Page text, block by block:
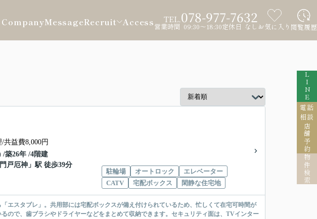
CompanyMessageRecruit Access TEL.078-977-7632
営業時間 09:30～18:30定休日 なし お気に入り 閲覧履歴
LINE
電話
相談
店舗予約
物件検索
/共益費8,000円
/築26年 /4階建
門戸厄神 」駅 徒歩39分
駐輪場
オートロック
エレベーター
CATV
宅配ボックス 閑静な住宅地
エスタブレ」。共用部には宅配ボックスが備え付けられているため、忙しくて在宅可時間が
ので、歯ブラシやドライヤーなどをまとめて収納できます。セキュリティ面は、TVインター